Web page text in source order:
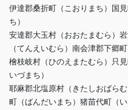
伊達郡桑折町（こおりまち）国
ち）
安達郡大玉村（おおたまむら）
（てんえいむら）南会津郡下郷
檜枝岐村（ひのえまたむら）只
いづまち）
耶麻郡北塩原村（きたしおばら
町（ばんだいまち）猪苗代町（い